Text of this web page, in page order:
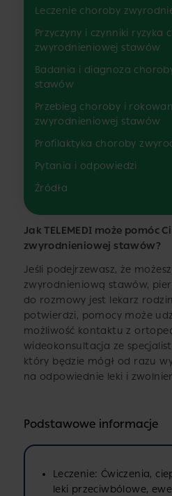
Leczenie choroby
Przyczyny i czynniki ryzyka
zwyrodnieniowej stawów
Badania i diagnoza
stawów
Przebieg choroby i
zwyrodnieniowej stawów
Profilaktyka choroby
Pytania i odpowiedzi
Źródła
Jak TELEMEDI może pomóc
zwyrodnieniowej stawów?
Jeśli podejrzewasz, że
zwyrodnieniową stawów,
do rozmowy jest lekarz
potwierdzi, pomocy może
możliwość kontaktu z
wideokonsultacja ze
który będzie mógł od razu
na odpowiednie leki i
Podstawowe informacje
Leczenie: Ćwiczenia,
leki przeciwbólowe,